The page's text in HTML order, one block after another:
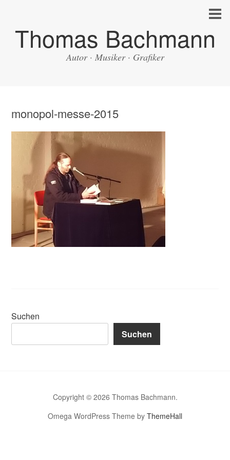
Thomas Bachmann
Autor · Musiker · Grafiker
monopol-messe-2015
Suchen
Suchen
Copyright © 2026 Thomas Bachmann.
Omega WordPress Theme by ThemeHall